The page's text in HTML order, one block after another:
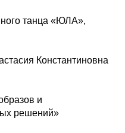
танца «ЮЛА»,
Константиновна
и
решений»